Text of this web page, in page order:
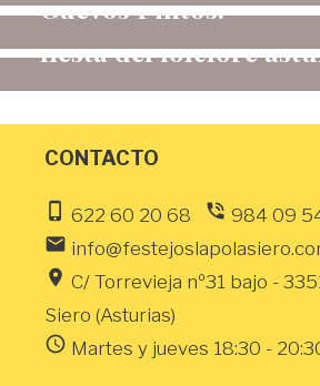
Güevos Pintos.
propuestas para
fiesta del folclore
CONTACTO
phone_iphone 622 60 20 68 phone_in_talk 984 09
email
location_on C/ Torrevieja nº31 bajo -
Siero (Asturias)
schedule Martes y jueves 18:30 -